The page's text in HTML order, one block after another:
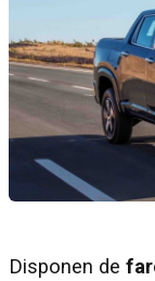
Disponen de